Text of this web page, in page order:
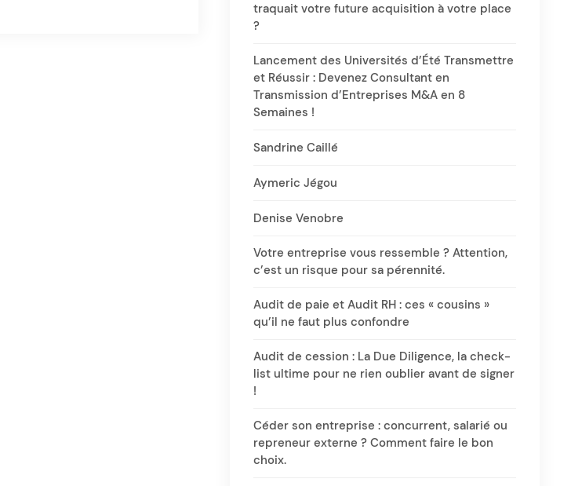
traquait votre future acquisition à votre place
?
Lancement des Universités d’Été Transmettre
et Réussir : Devenez Consultant en
Transmission d’Entreprises M&A en 8
Semaines !
Sandrine Caillé
Aymeric Jégou
Denise Venobre
Votre entreprise vous ressemble ? Attention,
c’est un risque pour sa pérennité.
Audit de paie et Audit RH : ces « cousins »
qu’il ne faut plus confondre
Audit de cession : La Due Diligence, la check-
list ultime pour ne rien oublier avant de signer
!
Céder son entreprise : concurrent, salarié ou
repreneur externe ? Comment faire le bon
choix.